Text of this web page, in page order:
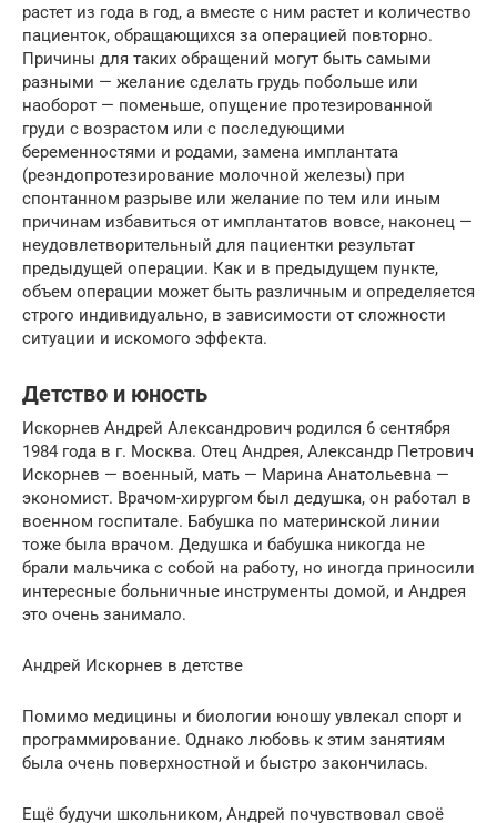
растет из года в год, а вместе с ним растет и количество
пациенток, обращающихся за операцией повторно.
Причины для таких обращений могут быть самыми
разными — желание сделать грудь побольше или
наоборот — поменьше, опущение протезированной
груди с возрастом или с последующими
беременностями и родами, замена имплантата
(реэндопротезирование молочной железы) при
спонтанном разрыве или желание по тем или иным
причинам избавиться от имплантатов вовсе, наконец —
неудовлетворительный для пациентки результат
предыдущей операции. Как и в предыдущем пункте,
объем операции может быть различным и определяется
строго индивидуально, в зависимости от сложности
ситуации и искомого эффекта.
Детство и юность
Искорнев Андрей Александрович родился 6 сентября
1984 года в г. Москва. Отец Андрея, Александр Петрович
Искорнев — военный, мать — Марина Анатольевна —
экономист. Врачом-хирургом был дедушка, он работал в
военном госпитале. Бабушка по материнской линии
тоже была врачом. Дедушка и бабушка никогда не
брали мальчика с собой на работу, но иногда приносили
интересные больничные инструменты домой, и Андрея
это очень занимало.
Андрей Искорнев в детстве
Помимо медицины и биологии юношу увлекал спорт и
программирование. Однако любовь к этим занятиям
была очень поверхностной и быстро закончилась.
Ещё будучи школьником, Андрей почувствовал своё